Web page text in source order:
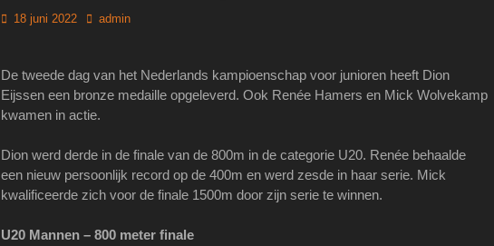
Geplaatst
18 juni 2022 Author
admin
De tweede dag van het Nederlands kampioenschap voor junioren heeft Dion
Eijssen een bronze medaille opgeleverd. Ook Renée Hamers en Mick Wolvekamp
kwamen in actie.
Dion werd derde in de finale van de 800m in de categorie U20. Renée behaalde
een nieuw persoonlijk record op de 400m en werd zesde in haar serie. Mick
kwalificeerde zich voor de finale 1500m door zijn serie te winnen.
U20 Mannen – 800 meter finale